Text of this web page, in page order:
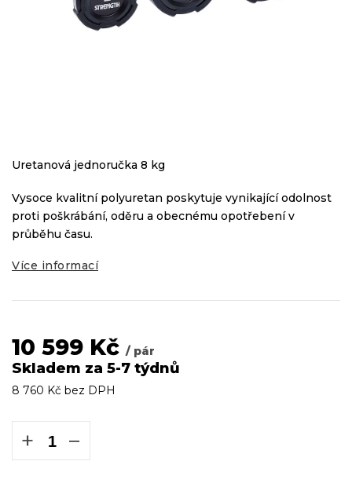
10 599 Kč / pár
Skladem za 5-7 týdnů
8 760 Kč bez DPH
+ −
Uretanová jednoručka 8 kg
Vysoce kvalitní polyuretan poskytuje vynikající odolnost
proti poškrábání, oděru a obecnému opotřebení v
průběhu času.
Více informací